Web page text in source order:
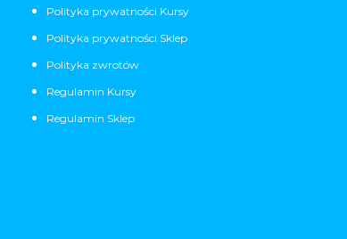
Polityka prywatności Kursy
Polityka prywatności Sklep
Polityka zwrotów
Regulamin Kursy
Regulamin Sklep